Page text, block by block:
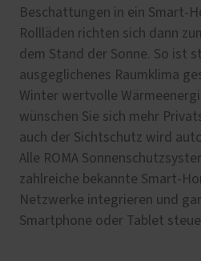
Beschattungen in ein Smart-
Rollläden richten sich dann
dem Stand der Sonne. So ist
ausgeglichenes Raumklima
Winter wertvolle
wünschen Sie sich mehr
auch der Sichtschutz wird
Alle ROMA
zahlreiche bekannte Smart-
Netzwerke integrieren und
Smartphone oder Tablet